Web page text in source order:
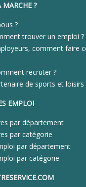
?
?
trouver un emploi ?
comment faire
recruter ?
de sports et loisirs
EMPLOI
par département
par catégorie
par département
par catégorie